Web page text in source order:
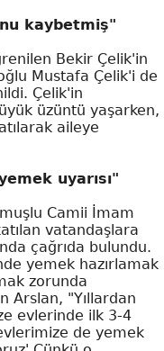
kaybetmiş"
Bekir Çelik'in
Mustafa Çelik'i de
Çelik'in
üzüntü yaşarken,
aileye
uyarısı"
Camii İmam
vatandaşlara
çağrıda bulundu.
yemek hazırlamak
zorunda
Arslan, "Yıllardan
evlerinde ilk 3-4
de yemek